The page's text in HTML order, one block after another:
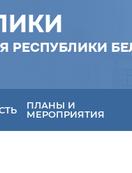
РЕСПУБЛИКИ
ПЛАНЫ И
МЕРОПРИЯТИЯ